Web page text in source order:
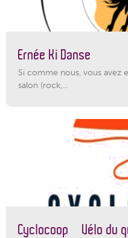
Ernée Ki Danse
Si comme nous, vous avez
salon (rock,...
Cyclocoop – Vélo du